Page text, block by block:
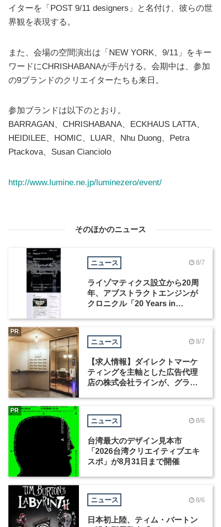
イターを「POST 9/11 designers」と名付け、彼らの世
界観を表現する。
また、会場の空間演出は「NEW YORK、9/11」をキー
ワードにCHRISHABANAが手がける。会期中は、参加
の9ブランドのクリエイターたちも来日。
参加ブランドは以下のとおり。
BARRAGAN、CHRISHABANA、ECKHAUS LATTA、
HEIDILEE、HOMIC、LUAR、Nhu Duong、Petra
Ptackova、Susan Cianciolo
http://www.lumine.ne.jp/luminezero/event/
そのほかのニュース
ニュース 8/7
ライゾマティクス設立から20周
年、アブストラクトエンジンが
クロニクル「20 Years in
ニュース 8/7
【求人情報】ダイレクトマーケ
ティングを主軸とした広告代理
店の株式会社ラインが、グラフ
PR
ニュース 8/6
台湾最大のデザイン見本市
「2026台湾クリエイティブエキ
スポ」が8月31日まで開催
PR
ニュース 8/6
日本初上陸、ティム・バートン